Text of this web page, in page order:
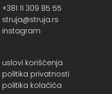
+381 11 309 85 55
struja@struja.rs
instagram
uslovi korišćenja
politika privatnosti
politika kolačića